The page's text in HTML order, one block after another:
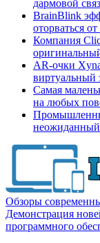
дармовой
BrainBlink
оторваться
Компания
AR-очки
виртуальный
Самая
на любых
Обзоры
Демонстрация
программного